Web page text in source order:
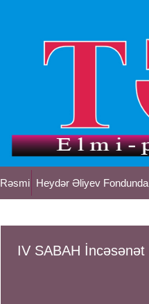
Rəsmi Heydər Əliyev Fondunda
IV SABAH İncəsənət